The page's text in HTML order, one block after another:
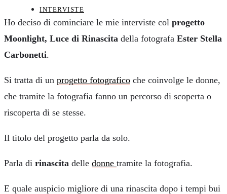
INTERVISTE
Ho deciso di cominciare le mie interviste col progetto
Moonlight, Luce di Rinascita della fotografa Ester Stella
Carbonetti.
Si tratta di un progetto fotografico che coinvolge le donne,
che tramite la fotografia fanno un percorso di scoperta o
riscoperta di se stesse.
Il titolo del progetto parla da solo.
Parla di rinascita delle donne tramite la fotografia.
E quale auspicio migliore di una rinascita dopo i tempi bui